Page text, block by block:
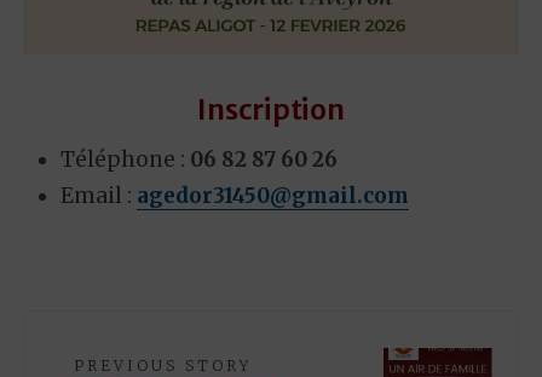
Inscription
Téléphone : 06 82 87 60 26
Email : agedor31450@gmail.com
PREVIOUS STORY